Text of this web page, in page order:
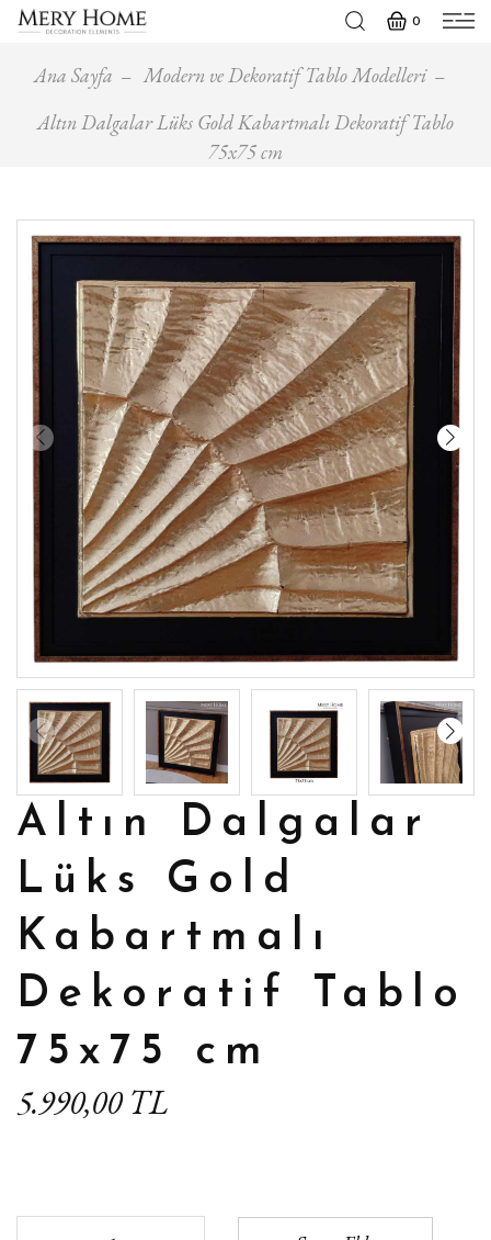
0
Ana Sayfa
Modern ve Dekoratif Tablo Modelleri
Altın Dalgalar Lüks Gold Kabartmalı Dekoratif Tablo
75x75 cm
Altın Dalgalar
Lüks Gold
Kabartmalı
Dekoratif Tablo
75x75 cm
5.990,00 TL